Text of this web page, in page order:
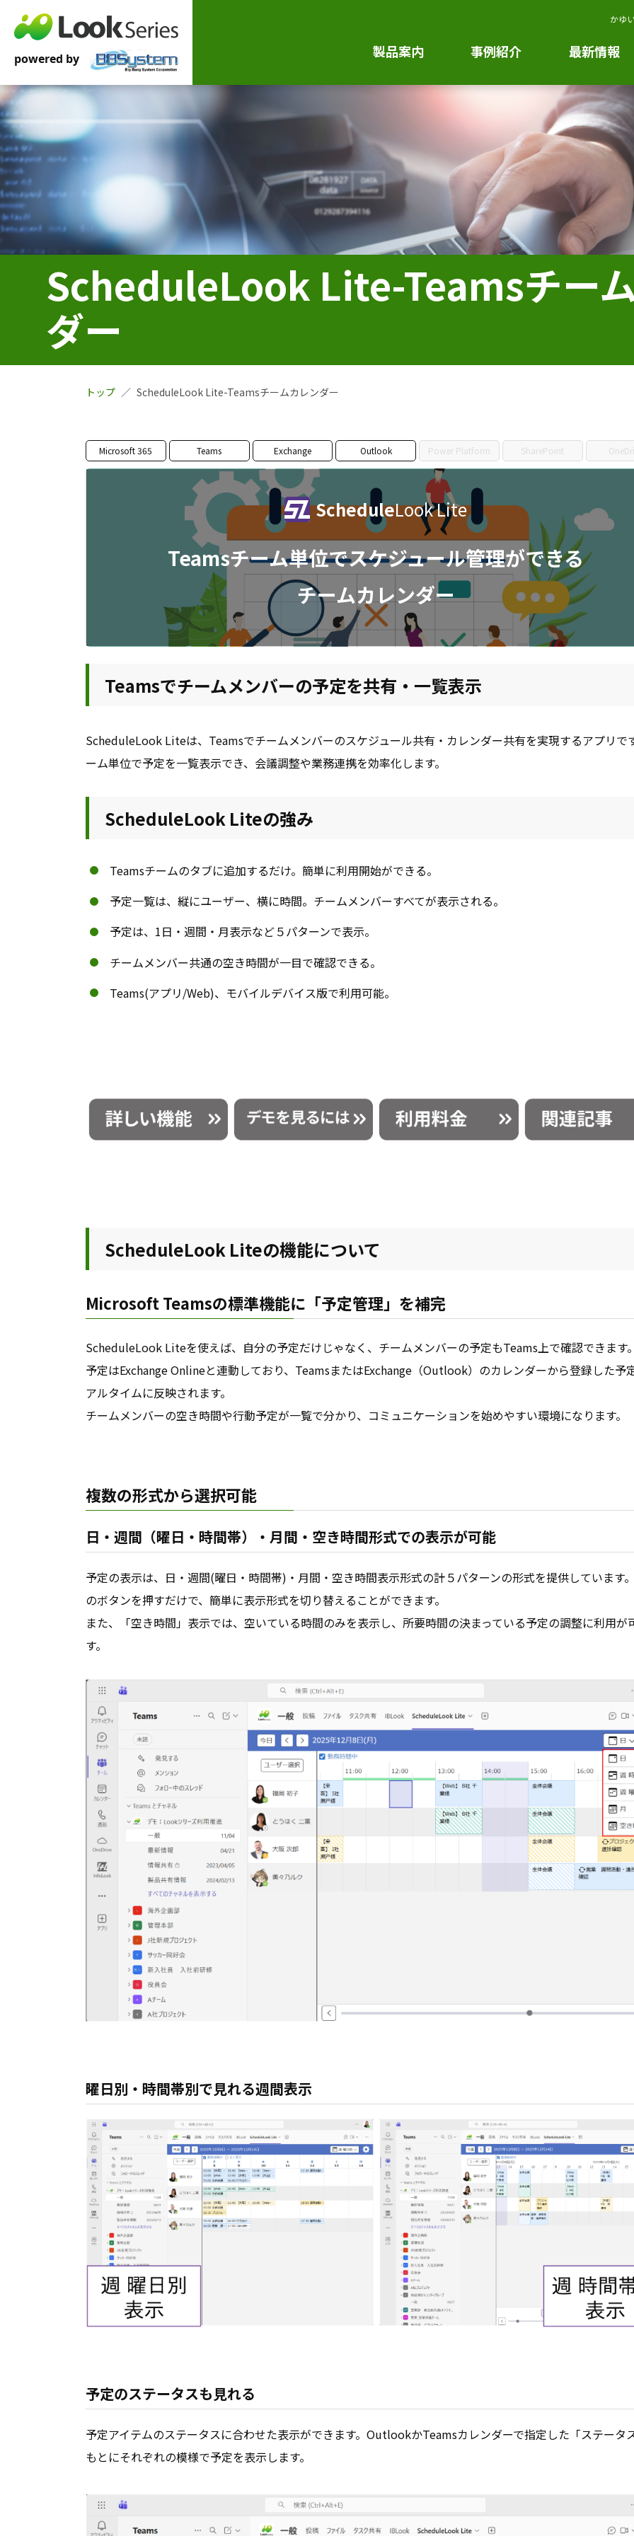
かゆ
製品案内 事例紹介 最新情報
ScheduleLook Lite-Teamsチー
ダー
トップ ScheduleLook Lite-Teamsチームカレンダー
Microsoft 365 Teams Exchange Outlook Power Platform SharePoint
ScheduleLook Lite
Teamsチーム単位でスケジュール管理ができる
チームカレンダー
Teamsでチームメンバーの予定を共有・一覧表示
ScheduleLook Liteは、Teamsでチームメンバーのスケジュール共有・カレンダー共有を実現するアプリで
ーム単位で予定を一覧表示でき、会議調整や業務連携を効率化します。
ScheduleLook Liteの強み
Teamsチームのタブに追加するだけ。簡単に利用開始ができる。
予定一覧は、縦にユーザー、横に時間。チームメンバーすべてが表示される。
予定は、1日・週間・月表示など５パターンで表示。
チームメンバー共通の空き時間が一目で確認できる。
Teams(アプリ/Web)、モバイルデバイス版で利用可能。
ScheduleLook Liteの機能について
Microsoft Teamsの標準機能に「予定管理」を補完
ScheduleLook Liteを使えば、自分の予定だけじゃなく、チームメンバーの予定もTeams上で確認できます
予定はExchange Onlineと連動しており、TeamsまたはExchange（Outlook）のカレンダーから登録した予
アルタイムに反映されます。
チームメンバーの空き時間や行動予定が一覧で分かり、コミュニケーションを始めやすい環境になります。
複数の形式から選択可能
日・週間（曜日・時間帯）・月間・空き時間形式での表示が可能
予定の表示は、日・週間(曜日・時間帯)・月間・空き時間表示形式の計５パターンの形式を提供しています
のボタンを押すだけで、簡単に表示形式を切り替えることができます。
また、「空き時間」表示では、空いている時間のみを表示し、所要時間の決まっている予定の調整に利用が
す。
曜日別・時間帯別で見れる週間表示
予定のステータスも見れる
予定アイテムのステータスに合わせた表示ができます。OutlookかTeamsカレンダーで指定した「ステータ
もとにそれぞれの模様で予定を表示します。